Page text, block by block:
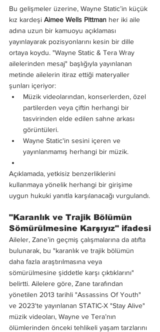
Bu gelişmeler üzerine, Wayne Static’in küçük
kız kardeşi Aimee Wells Pittman her iki aile
adına uzun bir kamuoyu açıklaması
yayınlayarak pozisyonlarını kesin bir dille
ortaya koydu. "Wayne Static & Tera Wray
ailelerinden mesaj" başlığıyla yayınlanan
metinde ailelerin itiraz ettiği materyaller
şunları içeriyor:
Müzik videolarından, konserlerden, özel
partilerden veya çiftin herhangi bir
tasvirinden elde edilen sahne arkası
görüntüleri.
Wayne Static'in sesini içeren ve
yayınlanmamış herhangi bir müzik.
Açıklamada, yetkisiz benzerliklerini
kullanmaya yönelik herhangi bir girişime
uygun hukuki yanıtla karşılanacağı vurgulandı.
"Karanlık ve Trajik Bölümün
Sömürülmesine Karşıyız" ifadesi
Aileler, Zane’in geçmiş çalışmalarına da atıfta
bulunarak, bu "karanlık ve trajik bölümün
daha fazla araştırılmasına veya
sömürülmesine şiddetle karşı çıktıklarını"
belirtti. Ailelere göre, Zane tarafından
yönetilen 2013 tarihli "Assassins Of Youth"
ve 2023'te yayınlanan STATIC-X "Stay Alive"
müzik videoları, Wayne ve Tera’nın
ölümlerinden önceki tehlikeli yaşam tarzlarını